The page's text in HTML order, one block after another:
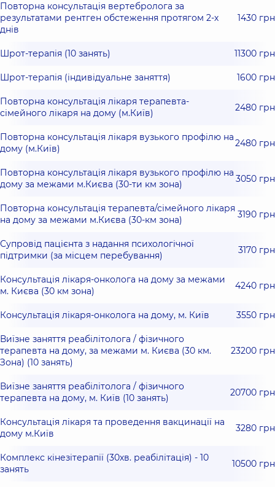
Повторна консультація вертебролога за
результатами рентген обстеження протягом 2-х
днів
1430 грн
Шрот-терапія (10 занять) 11300 грн
Шрот-терапія (індивідуальне заняття) 1600 грн
Повторна консультація лікаря терапевта-
сімейного лікаря на дому (м.Київ)
2480 грн
Повторна консультація лікаря вузького профілю на
дому (м.Київ)
2480 грн
Повторна консультація лікаря вузького профілю на
дому за межами м.Києва (30-ти км зона)
3050 грн
Повторна консультація терапевта/сімейного лікаря
на дому за межами м.Києва (30-км зона)
3190 грн
Супровід пацієнта з надання психологічної
підтримки (за місцем перебування)
3170 грн
Консультація лікаря-онколога на дому за межами
м. Києва (30 км зона)
4240 грн
Консультація лікаря-онколога на дому, м. Київ 3550 грн
Виїзне заняття реабілітолога / фізичного
терапевта на дому, за межами м. Києва (30 км.
Зона) (10 занять)
23200 грн
Виїзне заняття реабілітолога / фізичного
терапевта на дому, м. Київ (10 занять)
20700 грн
Консультація лікаря та проведення вакцинації на
дому м.Київ
3280 грн
Комплекс кінезітерапії (30хв. реабілітація) - 10
занять
10500 грн